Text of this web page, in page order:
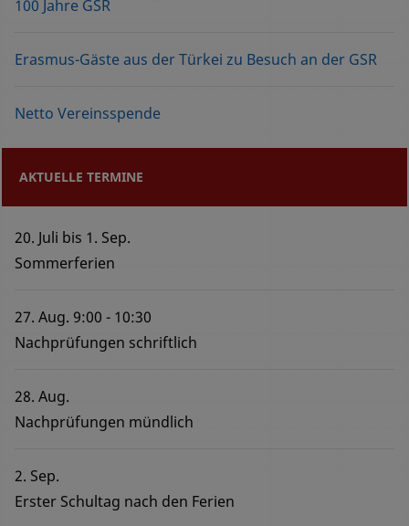
100 Jahre GSR
Erasmus-Gäste aus der Türkei zu Besuch an der GSR
Netto Vereinsspende
AKTUELLE TERMINE
20. Juli bis 1. Sep.
Sommerferien
27. Aug. 9:00
10:30
Nachprüfungen schriftlich
28. Aug.
Nachprüfungen mündlich
2. Sep.
Erster Schultag nach den Ferien